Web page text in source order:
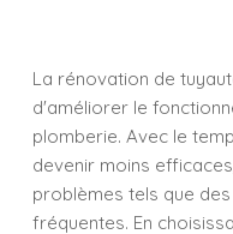
La rénovation de
d'améliorer le
plomberie. Avec le
devenir moins
problèmes tels que
fréquentes. En